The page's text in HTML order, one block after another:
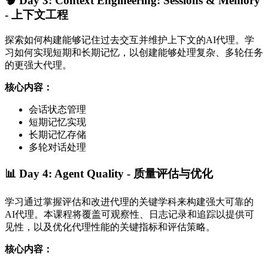
- 上下文工程
探索如何构建能够记住过去交互并维护上下文的AI代理。学
习如何实现短期和长期记忆，以创建能够处理复杂、多轮任务
的更强大代理。
核心内容：
会话状态管理
短期记忆实现
长期记忆存储
多轮对话处理
📊 Day 4: Agent Quality - 质量评估与优化
学习通过掌握评估和改进代理的关键学科来构建强大可靠的
AI代理。本课程将覆盖可观察性、日志记录和追踪以提供可
见性，以及优化代理性能的关键指标和评估策略。
核心内容：